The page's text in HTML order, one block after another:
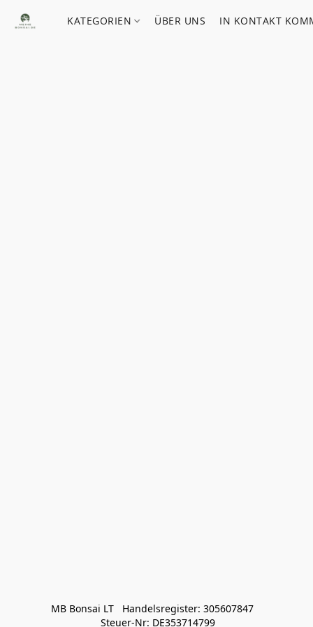
KATEGORIEN ÜBER UNS IN KONTAKT
MB Bonsai LT   Handelsregister: 305607847
Steuer-Nr: DE353714799